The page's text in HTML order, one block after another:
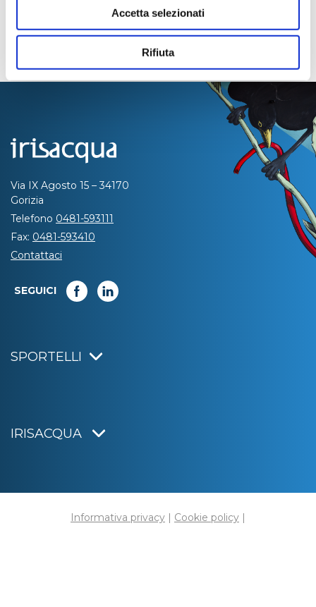
Accetta selezionati
Rifiuta
Via IX Agosto 15 – 34170
Gorizia
Telefono 0481-593111
Fax: 0481-593410
Contattaci
SEGUICI
SPORTELLI
IRISACQUA
Informativa privacy | Cookie policy |